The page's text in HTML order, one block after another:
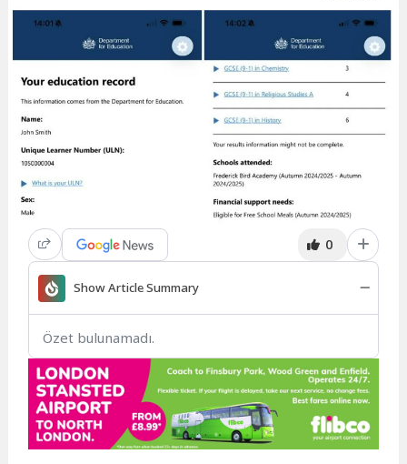
0
Show Article Summary
Özet bulunamadı.